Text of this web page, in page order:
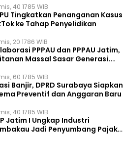
40 1785 WIB
Tingkatkan Penanganan Kasus
ke Tahap Penyelidikan
20 1786 WIB
PPPAU dan PPPAU Jatim,
Massal Sasar Generasi
60 1785 WIB
Banjir, DPRD Surabaya Siapkan
Preventif dan Anggaran Baru
40 1785 WIB
Jatim I Ungkap Industri
Jadi Penyumbang Pajak